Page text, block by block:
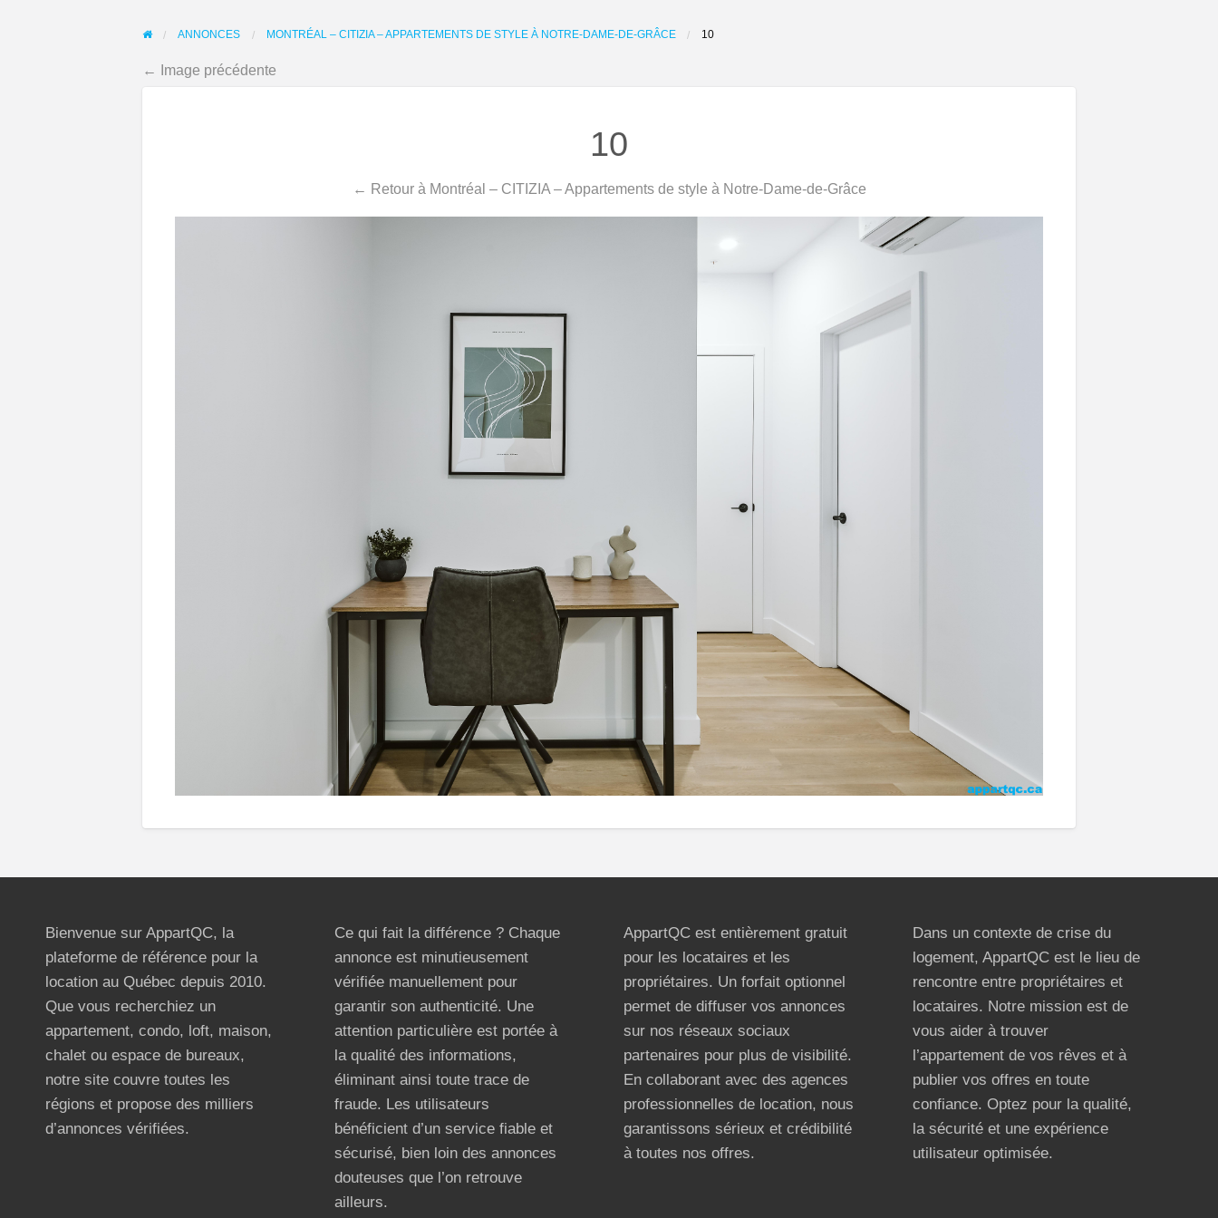
ANNONCES MONTRÉAL – CITIZIA – APPARTEMENTS DE STYLE À NOTRE-DAME-DE-GRÂCE 10
← Image précédente
10
← Retour à Montréal – CITIZIA – Appartements de style à Notre-Dame-de-Grâce
Bienvenue sur AppartQC, la
plateforme de référence pour la
location au Québec depuis 2010.
Que vous recherchiez un
appartement, condo, loft, maison,
chalet ou espace de bureaux,
notre site couvre toutes les
régions et propose des milliers
d’annonces vérifiées.
Ce qui fait la différence ? Chaque
annonce est minutieusement
vérifiée manuellement pour
garantir son authenticité. Une
attention particulière est portée à
la qualité des informations,
éliminant ainsi toute trace de
fraude. Les utilisateurs
bénéficient d’un service fiable et
sécurisé, bien loin des annonces
douteuses que l’on retrouve
ailleurs.
AppartQC est entièrement gratuit
pour les locataires et les
propriétaires. Un forfait optionnel
permet de diffuser vos annonces
sur nos réseaux sociaux
partenaires pour plus de visibilité.
En collaborant avec des agences
professionnelles de location, nous
garantissons sérieux et crédibilité
à toutes nos offres.
Dans un contexte de crise du
logement, AppartQC est le lieu de
rencontre entre propriétaires et
locataires. Notre mission est de
vous aider à trouver
l’appartement de vos rêves et à
publier vos offres en toute
confiance. Optez pour la qualité,
la sécurité et une expérience
utilisateur optimisée.